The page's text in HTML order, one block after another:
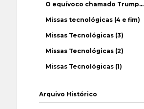
O equívoco chamado Trump…
Missas tecnológicas (4 e fim)
Missas Tecnológicas (3)
Missas Tecnológicas (2)
Missas Tecnológicas (1)
Arquivo Histórico